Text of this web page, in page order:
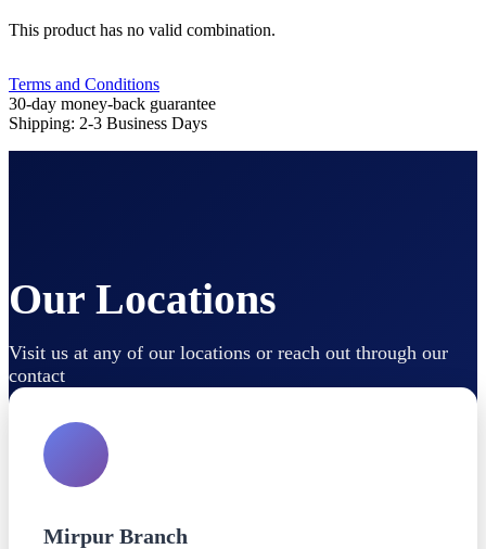
This product has no valid combination.
Terms and Conditions
30-day money-back guarantee
Shipping: 2-3 Business Days
Our Locations
Visit us at any of our locations or reach out through our
contact
Mirpur Branch